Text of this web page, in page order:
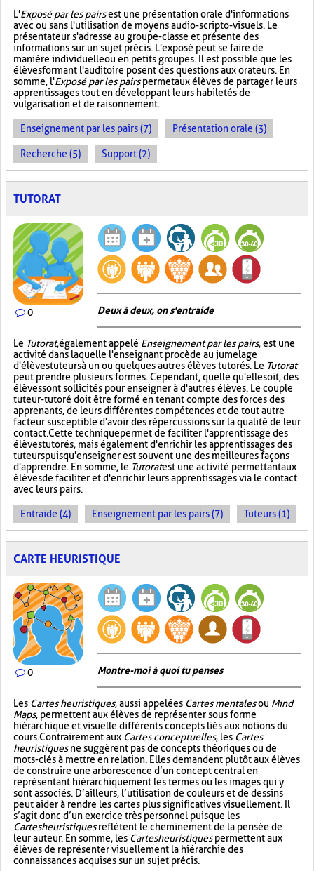
L'Exposé par les pairsest une présentation orale d'informations
avec ou sans l'utilisation de moyens audio-scripto-visuels. Le
présentateur s'adresse au groupe-classe et présente des
informations sur un sujet précis. L'exposé peut se faire de
manière individuelle ou en petits groupes. Il est possible que les
élèves formant l'auditoire posent des questions aux orateurs. En
somme, l'Exposé par les pairspermet aux élèves de partager leurs
apprentissages tout en développant leurs habiletés de
vulgarisation et de raisonnement.
Enseignement par les pairs (7) Présentation orale (3)
Recherche (5) Support (2)
TUTORAT
0 Deux à deux, on s'entraide
Le Tutorat, également appelé Enseignement par les pairs, est une
activité dans laquelle l'enseignant procède au jumelage
d'élèves tuteurs à un ou quelques autres élèves tutorés. Le Tutorat
peut prendre plusieurs formes. Cependant, quelle qu'elle soit, des
élèves sont sollicités pour enseigner à d'autres élèves. Le couple
tuteur-tutoré doit être formé en tenant compte des forces des
apprenants, de leurs différentes compétences et de tout autre
facteur susceptible d'avoir des répercussions sur la qualité de leur
contact. Cette technique permet de faciliter l'apprentissage des
élèves tutorés, mais également d'enrichir les apprentissages des
tuteurs puisqu'enseigner est souvent une des meilleures façons
d'apprendre. En somme, le Tutoratest une activité permettant aux
élèves de faciliter et d'enrichir leurs apprentissages via le contact
avec leurs pairs.
Entraide (4) Enseignement par les pairs (7) Tuteurs (1)
CARTE HEURISTIQUE
0 Montre-moi à quoi tu penses
Les Cartes heuristiques, aussi appelées Cartes mentalesou Mind
Maps, permettent aux élèves de représenter sous forme
hiérarchique et visuelle différents concepts liés aux notions du
cours. Contrairement aux Cartes conceptuelles, les Cartes
heuristiquesne suggèrent pas de concepts théoriques ou de
mots-clés à mettre en relation. Elles demandent plutôt aux élèves
de construire une arborescence d’un concept central en
représentant hiérarchiquement les termes ou les images qui y
sont associés. D’ailleurs, l’utilisation de couleurs et de dessins
peut aider à rendre les cartes plus significatives visuellement. Il
s’agit donc d’un exercice très personnel puisque les
Cartes heuristiquesreflètent le cheminement de la pensée de
leur auteur. En somme, les Cartes heuristiquespermettent aux
élèves de représenter visuellement la hiérarchie des
connaissances acquises sur un sujet précis.